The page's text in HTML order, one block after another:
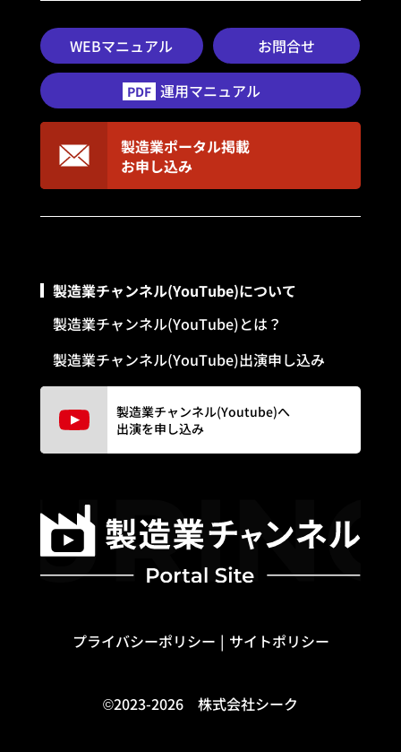
WEBマニュアル お問合せ
PDF 運用マニュアル
製造業ポータル掲載
お申し込み
製造業チャンネル(YouTube)について
製造業チャンネル(YouTube)とは？
製造業チャンネル(YouTube)出演申し込み
製造業チャンネル(Youtube)へ
出演を申し込み
プライバシーポリシー サイトポリシー
©2023-2026 株式会社シーク